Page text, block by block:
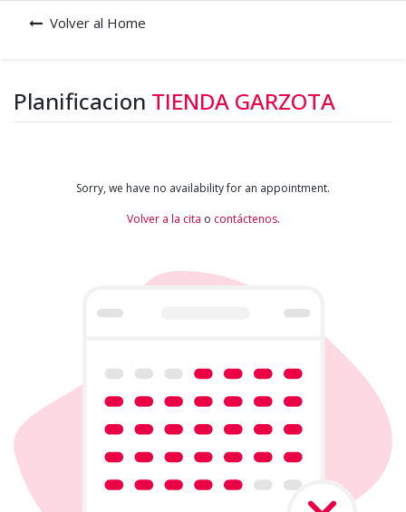
Volver al Home
Planificacion TIENDA GARZOTA
Sorry, we have no availability for an appointment.
Volver a la cita o contáctenos.